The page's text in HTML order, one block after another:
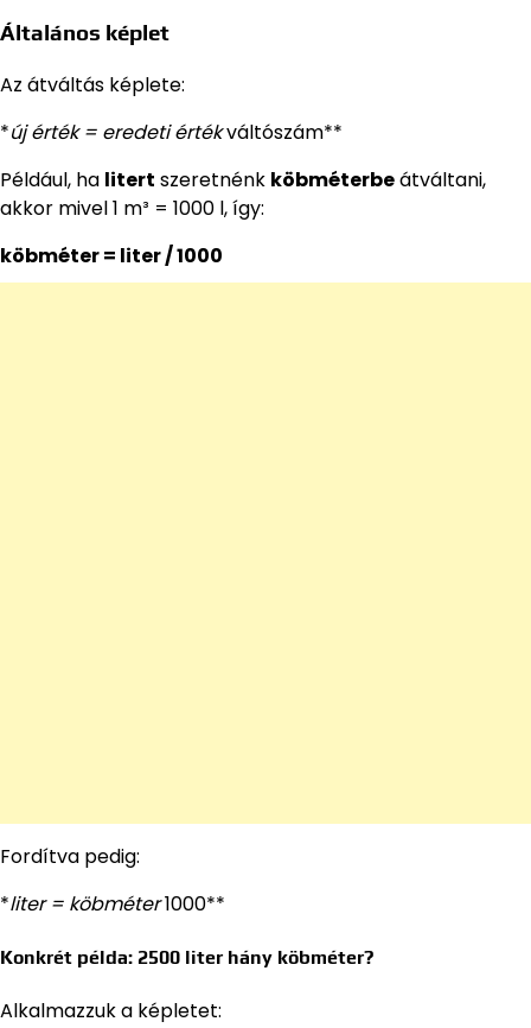
Általános képlet
Az átváltás képlete:
*új érték = eredeti értékváltószám**
Például, ha litert szeretnénk köbméterbeátváltani,
akkor mivel 1 m³ = 1000 l, így:
köbméter = liter / 1000
Fordítva pedig:
*liter = köbméter1000**
Konkrét példa: 2500 liter hány köbméter?
Alkalmazzuk a képletet: